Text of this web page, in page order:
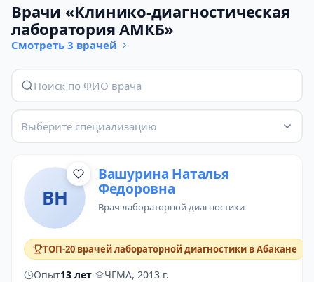
Врачи «Клинико-диагностическая
лаборатория АМКБ»
Смотреть 3 врачей
Выберите специализацию
ВН
Вашурина Наталья
Федоровна
врач лабораторной диагностики
ТОП-20 врачей лабораторной диагностики в Абакане
Опыт13 лет· ЧГМА, 2013 г.